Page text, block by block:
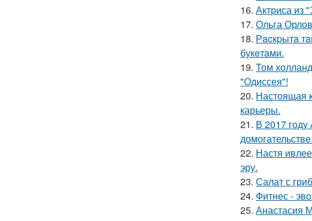
16. Актриса из
17. Ольга
18. Рacкpытa
букeтaми.
19. Том
"Одиссея"!
20. Настоящая
карьеры.
21. В 2017
домогательстве.
22. Настя
эру.
23. Салат с
24. Фитнес -
25. Анастасия